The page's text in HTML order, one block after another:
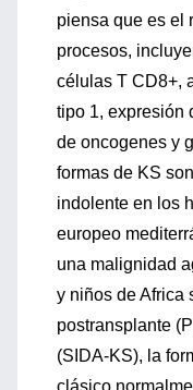
piensa que es el
procesos,
células T CD8+,
tipo 1, expresión
de oncogenes y
formas de KS
indolente en los
europeo
una malignidad
y niños de Africa
postransplante
(SIDA-KS), la
clásico